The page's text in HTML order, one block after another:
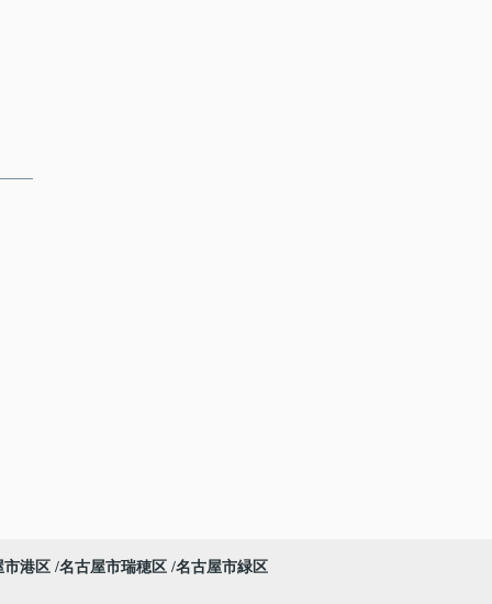
市港区 名古屋市瑞穂区 名古屋市緑区